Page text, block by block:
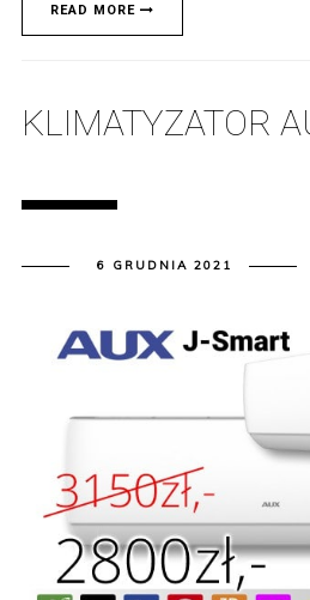
READ MORE
KLIMATYZATOR
6 GRUDNIA 2021